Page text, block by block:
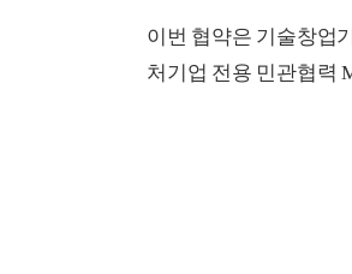
이번 협약은 기술창업
처기업 전용 민관협력